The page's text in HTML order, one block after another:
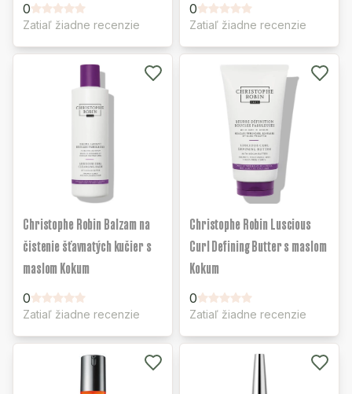
0
Zatiaľ žiadne recenzie
0
Zatiaľ žiadne recenzie
Christophe Robin Balzam na
čistenie šťavnatých kučier s
maslom Kokum
0
Zatiaľ žiadne recenzie
Christophe Robin Luscious
Curl Defining Butter s maslom
Kokum
0
Zatiaľ žiadne recenzie